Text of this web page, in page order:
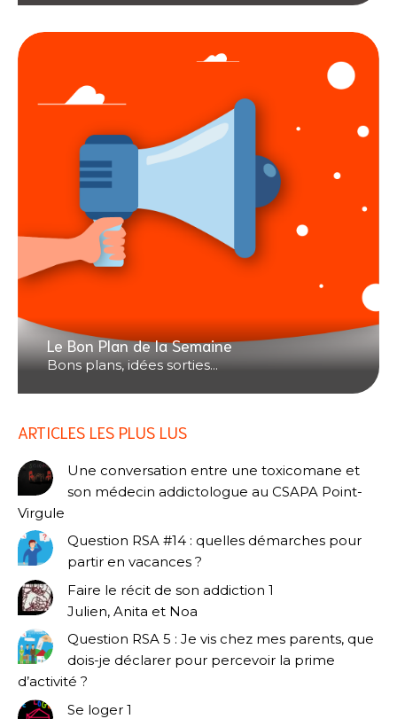
Le Bon Plan de la Semaine
Bons plans, idées sorties...
ARTICLES LES PLUS LUS
Une conversation entre une toxicomane et
son médecin addictologue au CSAPA Point-
Virgule
Question RSA #14 : quelles démarches pour
partir en vacances ?
Faire le récit de son addiction 1
Julien, Anita et Noa
Question RSA 5 : Je vis chez mes parents, que
dois-je déclarer pour percevoir la prime
d’activité ?
Se loger 1